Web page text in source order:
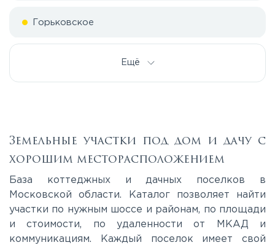
Горьковское
Киевское
Ещё
Земельные участки под дом и дачу с
хорошим месторасположением
База коттеджных и дачных поселков в
Московской области. Каталог позволяет найти
участки по нужным шоссе и районам, по площади
и стоимости, по удаленности от МКАД и
коммуникациям. Каждый поселок имеет свой